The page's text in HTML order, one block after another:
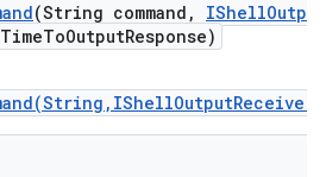
(String command , IShellOutput
TimeToOutputResponse)